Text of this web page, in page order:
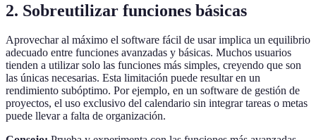
2. Sobreutilizar funciones básicas
Aprovechar al máximo el software fácil de usar implica un equilibrio
adecuado entre funciones avanzadas y básicas. Muchos usuarios
tienden a utilizar solo las funciones más simples, creyendo que son
las únicas necesarias. Esta limitación puede resultar en un
rendimiento subóptimo. Por ejemplo, en un software de gestión de
proyectos, el uso exclusivo del calendario sin integrar tareas o metas
puede llevar a falta de organización.